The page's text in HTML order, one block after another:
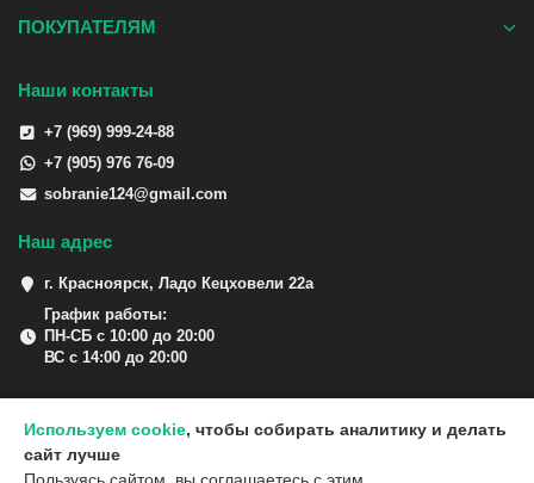
ПОКУПАТЕЛЯМ
Наши контакты
+7 (969) 999-24-88
+7 (905) 976 76-09
sobranie124@gmail.com
Наш адрес
г. Красноярск, Ладо Кецховели 22а
График работы:
ПН-СБ с 10:00 до 20:00
ВС с 14:00 до 20:00
Используем cookie, чтобы собирать аналитику и делать
сайт лучше